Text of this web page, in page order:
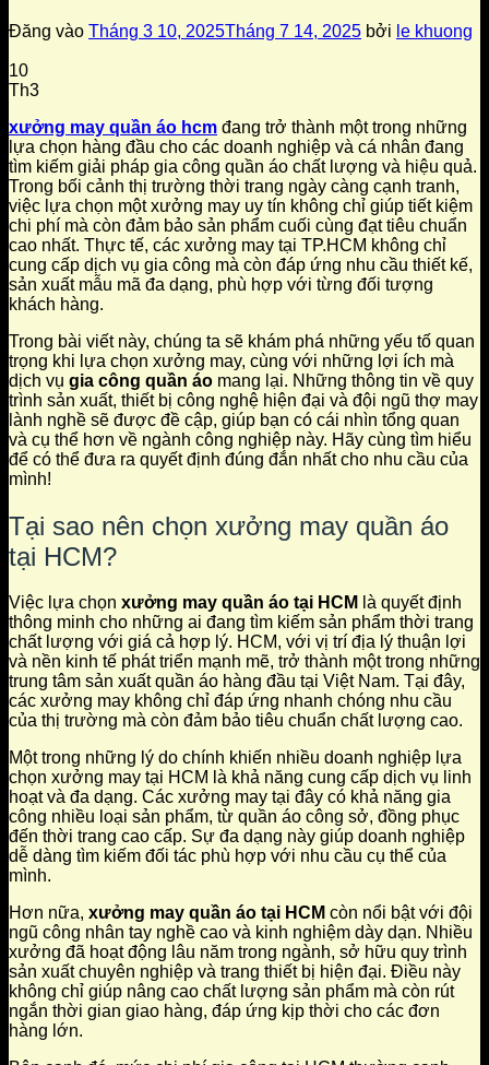
Đăng vào Tháng 3 10, 2025Tháng 7 14, 2025 bởi le khuong
10
Th3
xưởng may quần áo hcm đang trở thành một trong những
lựa chọn hàng đầu cho các doanh nghiệp và cá nhân đang
tìm kiếm giải pháp gia công quần áo chất lượng và hiệu quả.
Trong bối cảnh thị trường thời trang ngày càng cạnh tranh,
việc lựa chọn một xưởng may uy tín không chỉ giúp tiết kiệm
chi phí mà còn đảm bảo sản phẩm cuối cùng đạt tiêu chuẩn
cao nhất. Thực tế, các xưởng may tại TP.HCM không chỉ
cung cấp dịch vụ gia công mà còn đáp ứng nhu cầu thiết kế,
sản xuất mẫu mã đa dạng, phù hợp với từng đối tượng
khách hàng.
Trong bài viết này, chúng ta sẽ khám phá những yếu tố quan
trọng khi lựa chọn xưởng may, cùng với những lợi ích mà
dịch vụ gia công quần áo mang lại. Những thông tin về quy
trình sản xuất, thiết bị công nghệ hiện đại và đội ngũ thợ may
lành nghề sẽ được đề cập, giúp bạn có cái nhìn tổng quan
và cụ thể hơn về ngành công nghiệp này. Hãy cùng tìm hiểu
để có thể đưa ra quyết định đúng đắn nhất cho nhu cầu của
mình!
Tại sao nên chọn xưởng may quần áo
tại HCM?
Việc lựa chọn xưởng may quần áo tại HCM là quyết định
thông minh cho những ai đang tìm kiếm sản phẩm thời trang
chất lượng với giá cả hợp lý. HCM, với vị trí địa lý thuận lợi
và nền kinh tế phát triển mạnh mẽ, trở thành một trong những
trung tâm sản xuất quần áo hàng đầu tại Việt Nam. Tại đây,
các xưởng may không chỉ đáp ứng nhanh chóng nhu cầu
của thị trường mà còn đảm bảo tiêu chuẩn chất lượng cao.
Một trong những lý do chính khiến nhiều doanh nghiệp lựa
chọn xưởng may tại HCM là khả năng cung cấp dịch vụ linh
hoạt và đa dạng. Các xưởng may tại đây có khả năng gia
công nhiều loại sản phẩm, từ quần áo công sở, đồng phục
đến thời trang cao cấp. Sự đa dạng này giúp doanh nghiệp
dễ dàng tìm kiếm đối tác phù hợp với nhu cầu cụ thể của
mình.
Hơn nữa, xưởng may quần áo tại HCM còn nổi bật với đội
ngũ công nhân tay nghề cao và kinh nghiệm dày dạn. Nhiều
xưởng đã hoạt động lâu năm trong ngành, sở hữu quy trình
sản xuất chuyên nghiệp và trang thiết bị hiện đại. Điều này
không chỉ giúp nâng cao chất lượng sản phẩm mà còn rút
ngắn thời gian giao hàng, đáp ứng kịp thời cho các đơn
hàng lớn.